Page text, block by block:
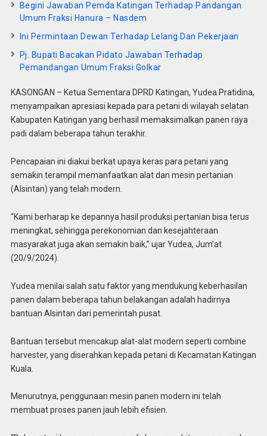
Begini Jawaban Pemda Katingan Terhadap Pandangan
Umum Fraksi Hanura – Nasdem
Ini Permintaan Dewan Terhadap Lelang Dan Pekerjaan
Pj. Bupati Bacakan Pidato Jawaban Terhadap
Pemandangan Umum Fraksi Golkar
KASONGAN – Ketua Sementara DPRD Katingan, Yudea Pratidina,
menyampaikan apresiasi kepada para petani di wilayah selatan
Kabupaten Katingan yang berhasil memaksimalkan panen raya
padi dalam beberapa tahun terakhir.
Pencapaian ini diakui berkat upaya keras para petani yang
semakin terampil memanfaatkan alat dan mesin pertanian
(Alsintan) yang telah modern.
“Kami berharap ke depannya hasil produksi pertanian bisa terus
meningkat, sehingga perekonomian dan kesejahteraan
masyarakat juga akan semakin baik,” ujar Yudea, Jum’at
(20/9/2024).
Yudea menilai salah satu faktor yang mendukung keberhasilan
panen dalam beberapa tahun belakangan adalah hadirnya
bantuan Alsintan dari pemerintah pusat.
Bantuan tersebut mencakup alat-alat modern seperti combine
harvester, yang diserahkan kepada petani di Kecamatan Katingan
Kuala.
Menurutnya, penggunaan mesin panen modern ini telah
membuat proses panen jauh lebih efisien.